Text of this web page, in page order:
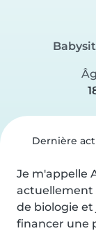
Dernière
Je m'appelle
actuellement
de biologie
financer une